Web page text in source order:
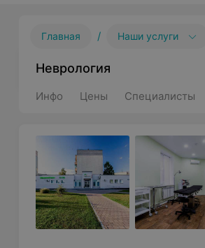
Главная / Наши услуги
Неврология
Инфо Цены Специалисты